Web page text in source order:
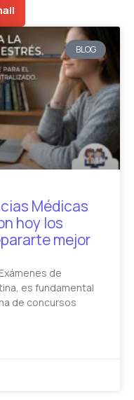
BLOG
Médicas
hoy los
mejor
de
es fundamental
de concursos